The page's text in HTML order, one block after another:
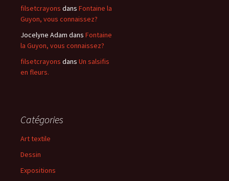
filsetcrayons dans Fontaine la
Guyon, vous connaissez?
Jocelyne Adam dans Fontaine
la Guyon, vous connaissez?
filsetcrayons dans Un salsifis
en fleurs.
Catégories
Art textile
Dessin
Expositions